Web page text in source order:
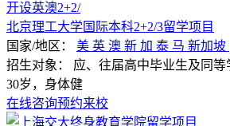
开设英澳2+2/
北京理工大学国际本科2+2/3留学项目
国家/地区： 美 英 澳 新 加 泰 马 新加坡
招生对象： 应、往届高中毕业生及同
30岁，身体健
在线咨询预约来校